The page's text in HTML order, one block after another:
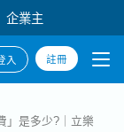
企業主
入 註冊
」是多少?｜立樂